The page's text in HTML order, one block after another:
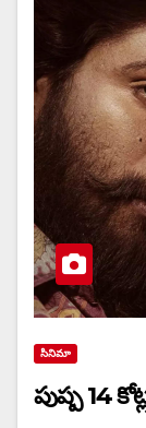
సినిమా
పుష్ప 14